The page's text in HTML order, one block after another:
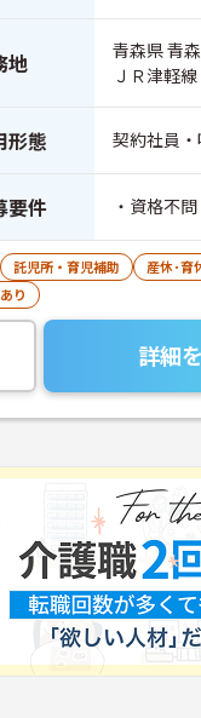
地
青森県 青
ＪＲ津軽
形態 契約社員
要件 ・資格不問
託児所・育児補助 産休･育
り
詳細